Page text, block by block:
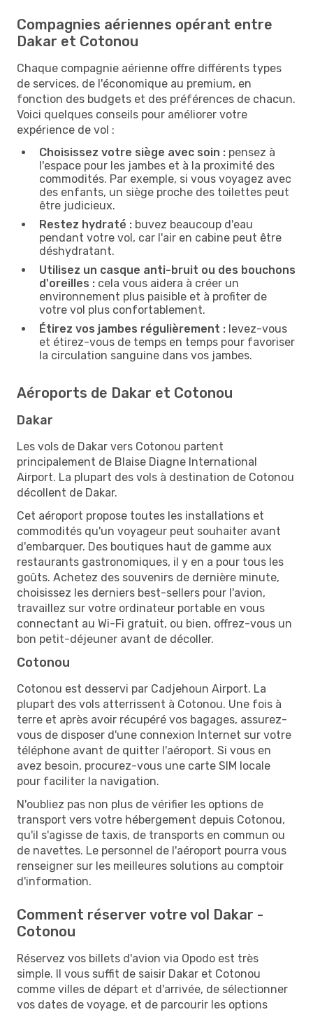
Compagnies aériennes opérant entre
Dakar et Cotonou
Chaque compagnie aérienne offre différents types
de services, de l'économique au premium, en
fonction des budgets et des préférences de chacun.
Voici quelques conseils pour améliorer votre
expérience de vol :
Choisissez votre siège avec soin : pensez à
l'espace pour les jambes et à la proximité des
commodités. Par exemple, si vous voyagez avec
des enfants, un siège proche des toilettes peut
être judicieux.
Restez hydraté : buvez beaucoup d'eau
pendant votre vol, car l'air en cabine peut être
déshydratant.
Utilisez un casque anti-bruit ou des bouchons
d'oreilles : cela vous aidera à créer un
environnement plus paisible et à profiter de
votre vol plus confortablement.
Étirez vos jambes régulièrement : levez-vous
et étirez-vous de temps en temps pour favoriser
la circulation sanguine dans vos jambes.
Aéroports de Dakar et Cotonou
Dakar
Les vols de Dakar vers Cotonou partent
principalement de Blaise Diagne International
Airport. La plupart des vols à destination de Cotonou
décollent de Dakar.
Cet aéroport propose toutes les installations et
commodités qu'un voyageur peut souhaiter avant
d'embarquer. Des boutiques haut de gamme aux
restaurants gastronomiques, il y en a pour tous les
goûts. Achetez des souvenirs de dernière minute,
choisissez les derniers best-sellers pour l'avion,
travaillez sur votre ordinateur portable en vous
connectant au Wi-Fi gratuit, ou bien, offrez-vous un
bon petit-déjeuner avant de décoller.
Cotonou
Cotonou est desservi par Cadjehoun Airport. La
plupart des vols atterrissent à Cotonou. Une fois à
terre et après avoir récupéré vos bagages, assurez-
vous de disposer d'une connexion Internet sur votre
téléphone avant de quitter l'aéroport. Si vous en
avez besoin, procurez-vous une carte SIM locale
pour faciliter la navigation.
N'oubliez pas non plus de vérifier les options de
transport vers votre hébergement depuis Cotonou,
qu'il s'agisse de taxis, de transports en commun ou
de navettes. Le personnel de l'aéroport pourra vous
renseigner sur les meilleures solutions au comptoir
d'information.
Comment réserver votre vol Dakar -
Cotonou
Réservez vos billets d'avion via Opodo est très
simple. Il vous suffit de saisir Dakar et Cotonou
comme villes de départ et d'arrivée, de sélectionner
vos dates de voyage, et de parcourir les options